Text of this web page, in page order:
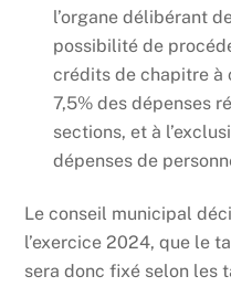
l’organe délibérant
possibilité de
crédits de chapitre à
7,5% des dépenses
sections, et à
dépenses de
Le conseil municipal
l’exercice 2024, que le
sera donc fixé selon les